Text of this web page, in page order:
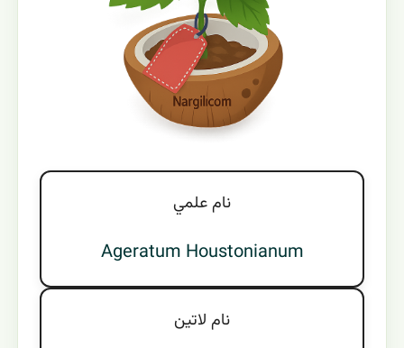
نام علمي
Ageratum Houstonianum
نام لاتين